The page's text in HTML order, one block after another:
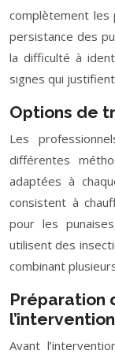
complètement les
persistance des
la difficulté à
signes qui
Options de
Les
différentes
adaptées à
consistent à
pour les
utilisent des
combinant
Préparation
l’intervention
Avant